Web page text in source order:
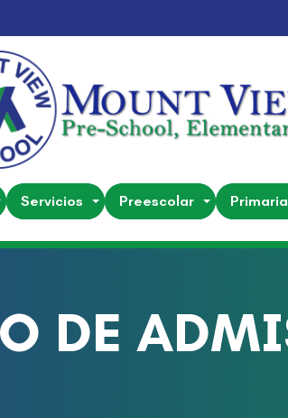
Servicios Preescolar Primaria
DE